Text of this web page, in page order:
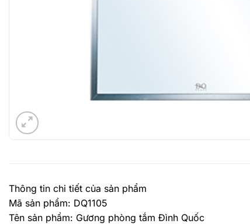
Thông tin chi tiết của sản phẩm
Mã sản phẩm: DQ1105
Tên sản phẩm: Gương phòng tắm Đình Quốc